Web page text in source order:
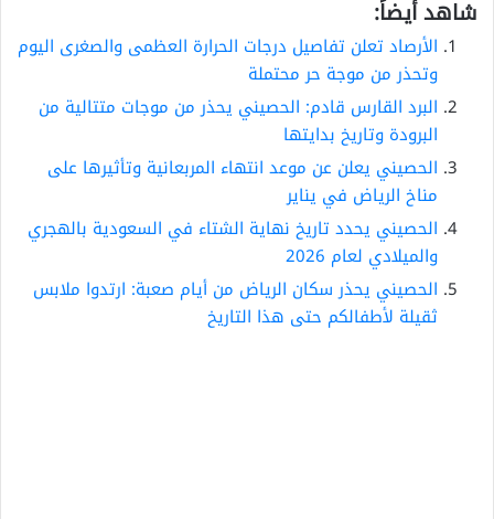
شاهد أيضاً:
الأرصاد تعلن تفاصيل درجات الحرارة العظمى والصغرى اليوم
وتحذر من موجة حر محتملة
البرد القارس قادم: الحصيني يحذر من موجات متتالية من
البرودة وتاريخ بدايتها
الحصيني يعلن عن موعد انتهاء المربعانية وتأثيرها على
مناخ الرياض في يناير
الحصيني يحدد تاريخ نهاية الشتاء في السعودية بالهجري
والميلادي لعام 2026
الحصيني يحذر سكان الرياض من أيام صعبة: ارتدوا ملابس
ثقيلة لأطفالكم حتى هذا التاريخ